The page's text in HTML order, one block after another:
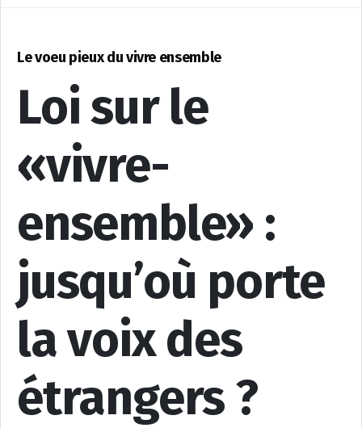
Le voeu pieux du vivre ensemble
Loi sur le
«vivre-
ensemble» :
jusqu’où porte
la voix des
étrangers ?